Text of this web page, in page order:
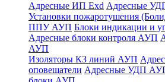
Адресные ИП Exd Адресные
Установки пожаротушения
ППУ АУП Блоки индикации и
Адресные блоки контроля АУП
АУП
Изоляторы КЗ линий АУП
оповещатели Адресные УДП